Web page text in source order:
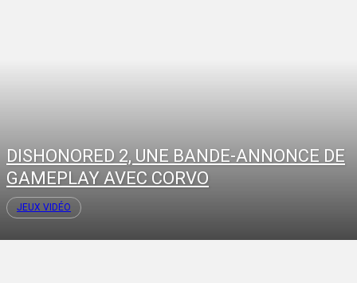
DISHONORED 2, UNE BANDE-ANNONCE DE
GAMEPLAY AVEC CORVO
JEUX VIDÉO